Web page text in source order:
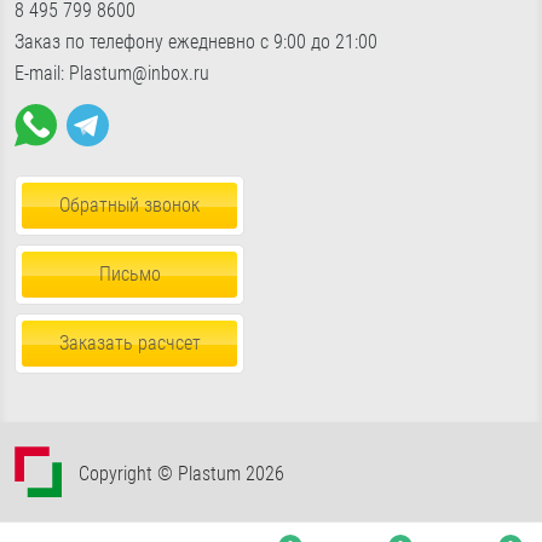
Фурнитура для окон
Пена, герметики, клей
Доставка по России
Пн-Пт с 9:00 до 18:00, Сб-Вс с 10:30 до 17:00
8 495 799 8600
Заказ по телефону ежедневно с 9:00 до 21:00
E-mail: Plastum@inbox.ru
Обратный звонок
Письмо
Заказать расчсет
Copyright © Plastum 2026